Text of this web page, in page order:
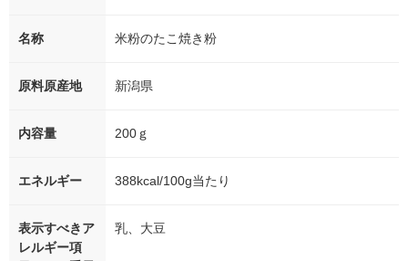
名称 米粉のたこ焼き粉
原料原産地 新潟県
内容量 200ｇ
エネルギー 388kcal/100g当たり
表示すべきア
レルギー項
乳、大豆